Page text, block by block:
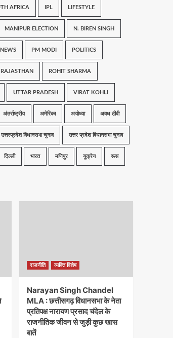
AFRICA IPL LIFESTYLE
MANIPUR ELECTION N. BIREN SINGH
PM MODI POLITICS
RAJASTHAN ROHIT SHARMA
UTTAR PRADESH VIRAT KOHLI
अंतर्राष्ट्रीय अमेरिका अयोध्या अवध टीवी
उत्तरप्रदेश विधानसभा चुनाव उत्तर प्रदेश विधानसभा चुनाव
दिल्ली भारत मणिपुर यूक्रेन रूस
राजनीति व्यक्ति विशेष
Narayan Singh Chandel
MLA : छत्तीसगढ़ विधानसभा के नेता
प्रतिपक्ष नारायण प्रसाद चंदेल के
राजनीतिक जीवन से जुड़ी कुछ खास
बातें